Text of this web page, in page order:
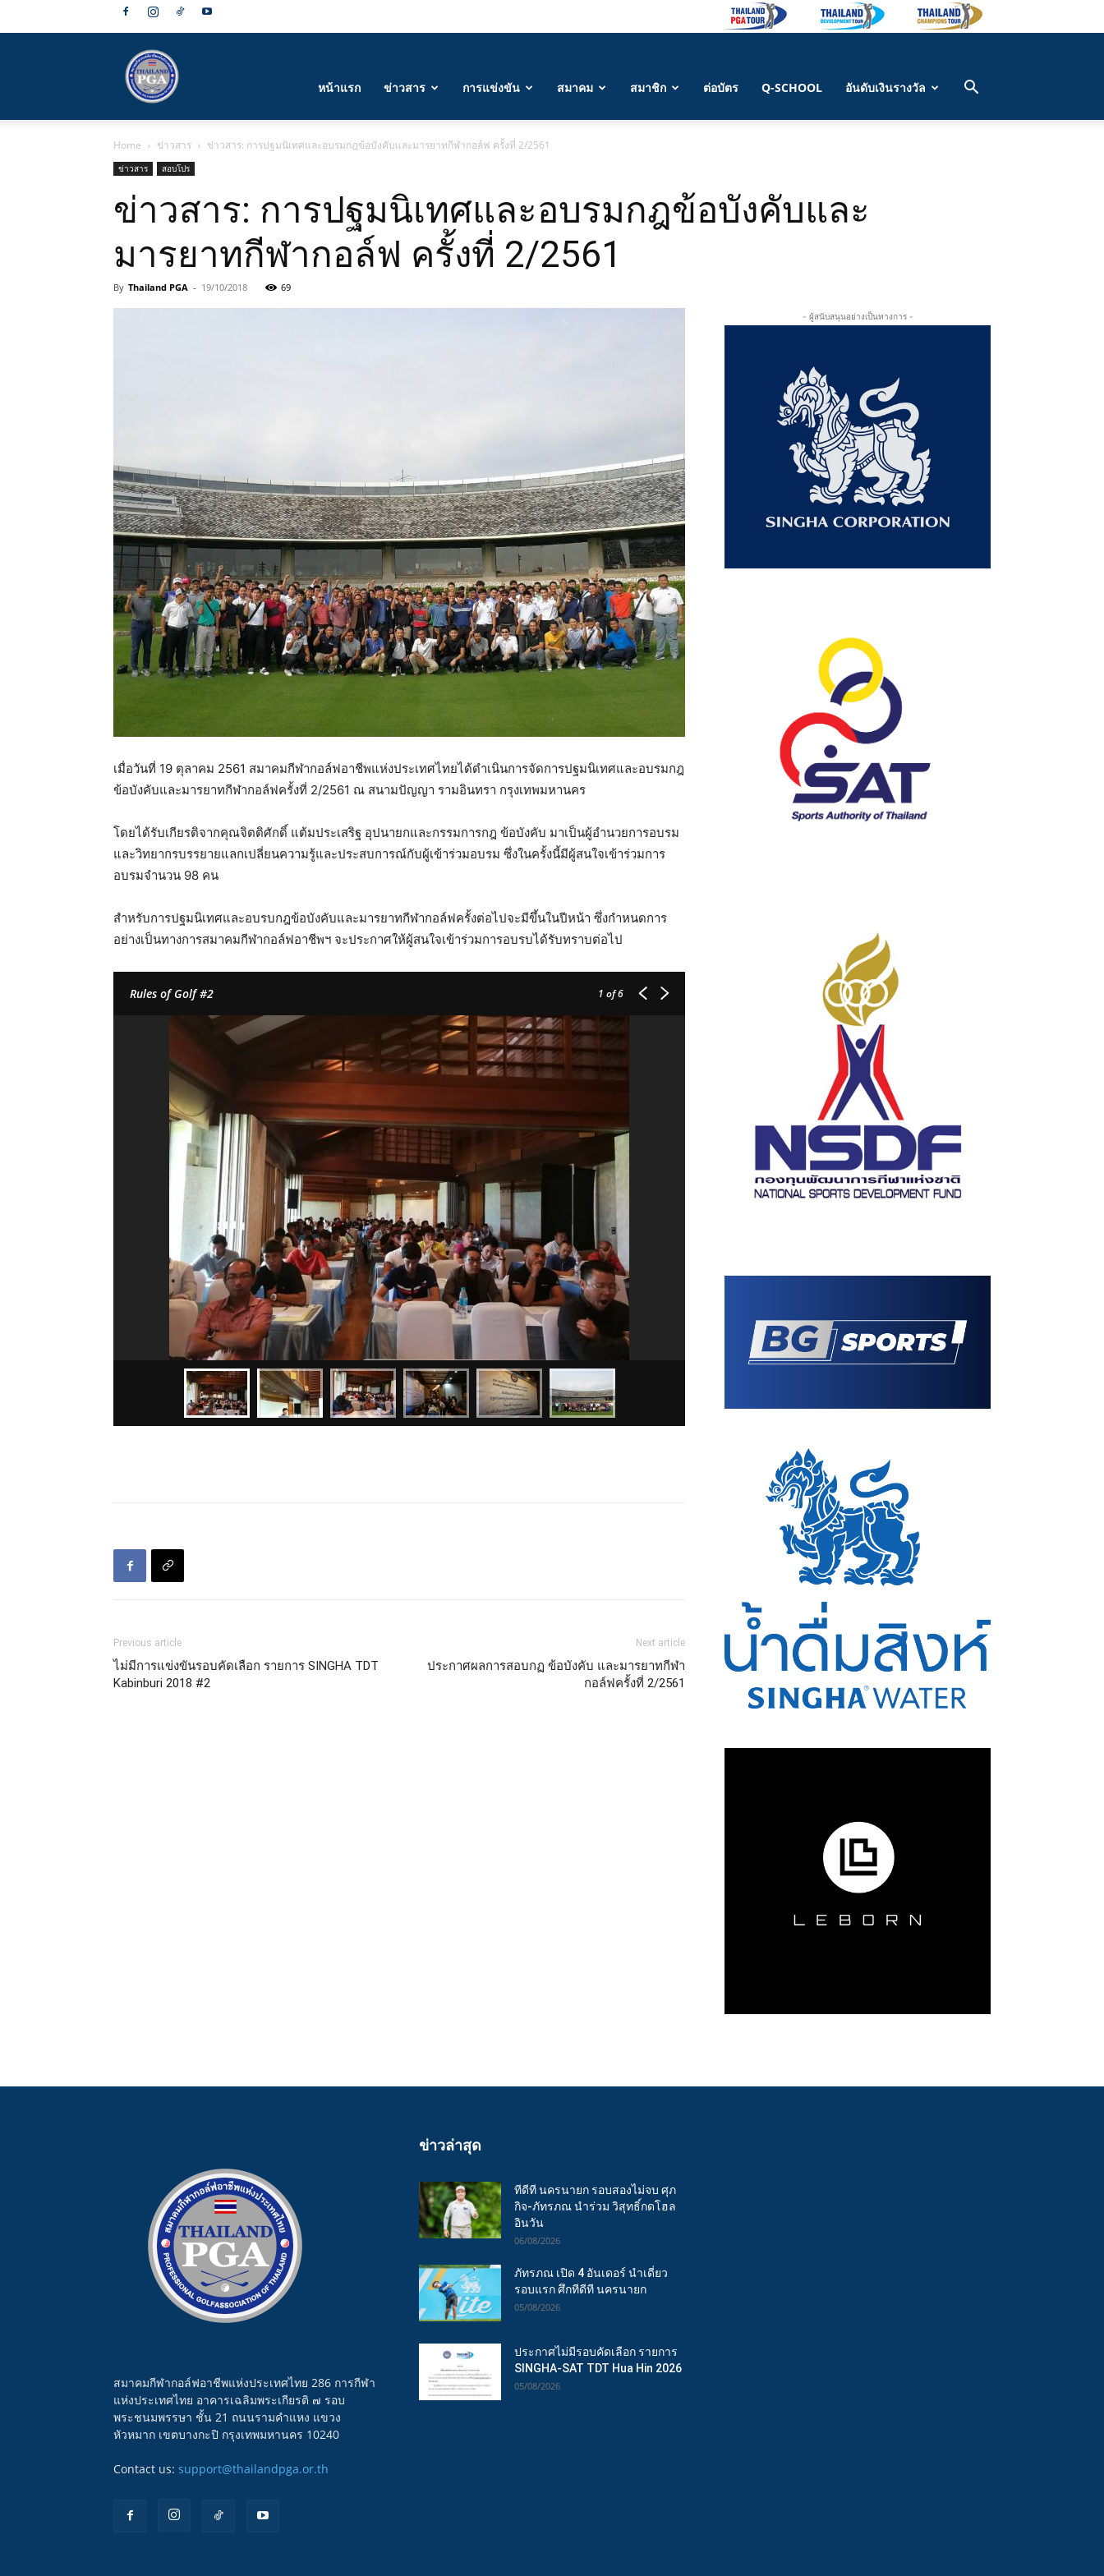
กีฬา
กอล์ฟ
ประเทศไทย
หน้าแรก ข่าวสาร การแข่งขัน สมาคม สมาชิก ต่อบัตร Q-SCHOOL อันดับเงินรางวัล
Home ข่าวสาร ข่าวสาร: การปฐมนิเทศและอบรมกฎข้อบังคับและมารยาทกีฬากอล์ฟ ครั้งที่ 2/2561
ข่าวสาร สอบโปร
ข่าวสาร: การปฐมนิเทศและอบรมกฎข้อบังคับและ
มารยาทกีฬากอล์ฟ ครั้งที่ 2/2561
By Thailand PGA - 19/10/2018 69
เมื่อวันที่ 19 ตุลาคม 2561 สมาคมกีฬากอล์ฟอาชีพแห่งประเทศไทยได้ดำเนินการจัดการปฐมนิเทศและอบรมกฎ
ข้อบังคับและมารยาทกีฬากอล์ฟครั้งที่ 2/2561 ณ สนามปัญญา รามอินทรา กรุงเทพมหานคร
โดยได้รับเกียรติจากคุณจิตติศักดิ์ แต้มประเสริฐ อุปนายกและกรรมการกฎ ข้อบังคับ มาเป็นผู้อำนวยการอบรม
และวิทยากรบรรยายแลกเปลี่ยนความรู้และประสบการณ์กับผู้เข้าร่วมอบรม ซึ่งในครั้งนี้มีผู้สนใจเข้าร่วมการ
อบรมจำนวน 98 คน
สำหรับการปฐมนิเทศและอบรบกฎข้อบังคับและมารยาทกีฬากอล์ฟครั้งต่อไปจะมีขึ้นในปีหน้า ซึ่งกำหนดการ
อย่างเป็นทางการสมาคมกีฬากอล์ฟอาชีพฯ จะประกาศให้ผู้สนใจเข้าร่วมการอบรบได้รับทราบต่อไป
Rules of Golf #2 1 of 6
Previous article
ไม่มีการแข่งขันรอบคัดเลือก รายการ SINGHA TDT
Kabinburi 2018 #2
Next article
ประกาศผลการสอบกฏ ข้อบังคับ และมารยาทกีฬา
กอล์ฟครั้งที่ 2/2561
- ผู้สนับสนุนอย่างเป็นทางการ -
สมาคมกีฬากอล์ฟอาชีพแห่งประเทศไทย 286 การกีฬา
แห่งประเทศไทย อาคารเฉลิมพระเกียรติ ๗ รอบ
พระชนมพรรษา ชั้น 21 ถนนรามคำแหง แขวง
หัวหมาก เขตบางกะปิ กรุงเทพมหานคร 10240
Contact us: support@thailandpga.or.th
ข่าวล่าสุด
ทีดีที นครนายก รอบสองไม่จบ ศุภ
กิจ-ภัทรภณ นำร่วม วิสุทธิ์กดโฮล
อินวัน
06/08/2026
ภัทรภณ เปิด 4 อันเดอร์ นำเดี่ยว
รอบแรก ศึกทีดีที นครนายก
05/08/2026
ประกาศไม่มีรอบคัดเลือก รายการ
SINGHA-SAT TDT Hua Hin 2026
05/08/2026